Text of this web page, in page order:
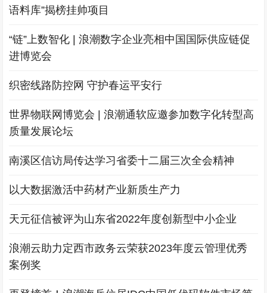
语料库”揭榜挂帅项目
“链”上数智化 | 浪潮数字企业亮相中国国际供应链促
进博览会
织密线路防控网 守护春运平安行
世界物联网博览会 | 浪潮通软应邀参加数字化转型高
质量发展论坛
南溪区信访局传达学习省委十二届三次全会精神
以大数据激活中药材产业新质生产力
天元征信被评为山东省2022年度创新型中小企业
浪潮云助力定西市政务云荣获2023年度云管理优秀
案例奖